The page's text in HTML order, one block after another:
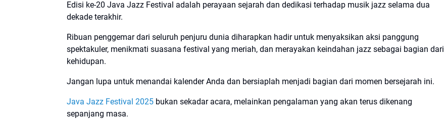
Edisi ke-20 Java Jazz Festival adalah perayaan sejarah dan dedikasi terhadap musik jazz selama dua
dekade terakhir.
Ribuan penggemar dari seluruh penjuru dunia diharapkan hadir untuk menyaksikan aksi panggung
spektakuler, menikmati suasana festival yang meriah, dan merayakan keindahan jazz sebagai bagian dari
kehidupan.
Jangan lupa untuk menandai kalender Anda dan bersiaplah menjadi bagian dari momen bersejarah ini.
Java Jazz Festival 2025 bukan sekadar acara, melainkan pengalaman yang akan terus dikenang
sepanjang masa.